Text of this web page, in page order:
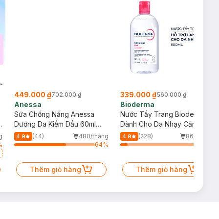
449.000 ₫702.000 ₫
Anessa
Sữa Chống Nắng Anessa
Dưỡng Da Kiềm Dầu 60ml
(Bản Mới)
4.9 (44)
480/tháng
64%
Thêm giỏ hàng
339.000 ₫560.000 ₫
Bioderma
Nước Tẩy Trang Bioderma
Dành Cho Da Nhạy Cảm
500ml
4.9 (228)
861/tháng
Thêm giỏ hàng